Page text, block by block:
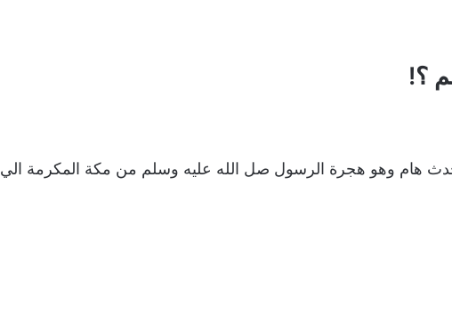
؟!
حدث هام وهو هجرة الرسول صل الله عليه وسلم من مكة المكرمة الي